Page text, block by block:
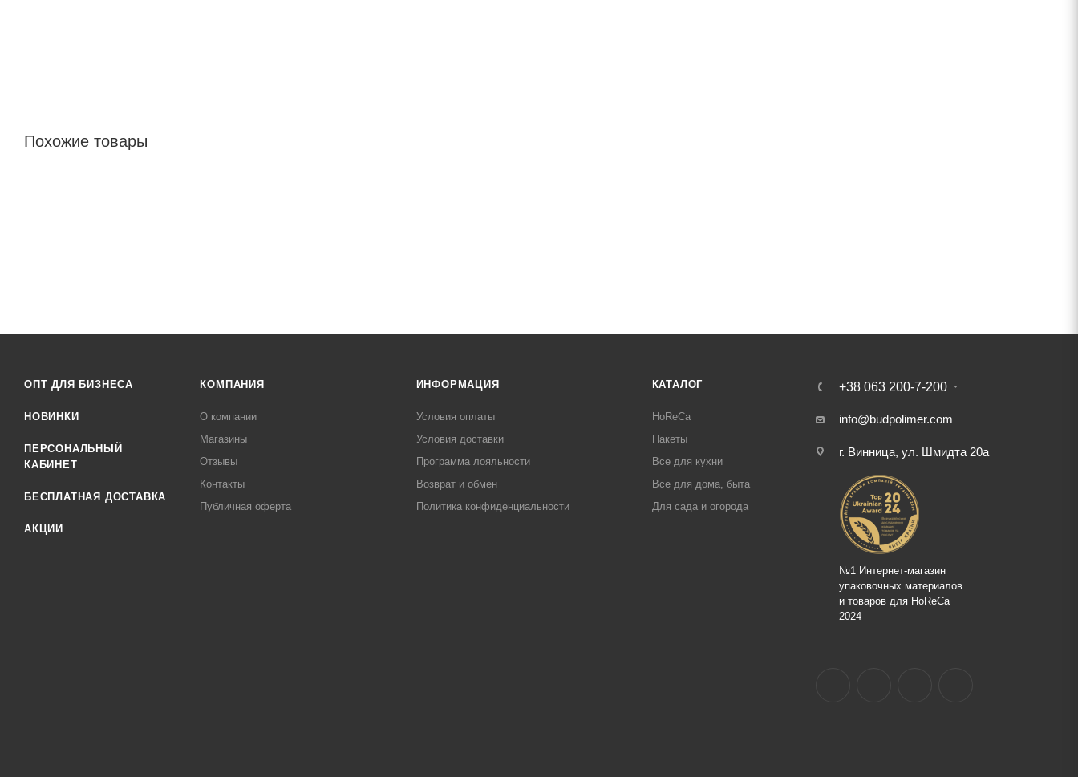
Похожие товары
ОПТ ДЛЯ БИЗНЕСА
НОВИНКИ
ПЕРСОНАЛЬНЫЙ
КАБИНЕТ
БЕСПЛАТНАЯ ДОСТАВКА
АКЦИИ
КОМПАНИЯ
О компании
Магазины
Отзывы
Контакты
Публичная оферта
ИНФОРМАЦИЯ
Условия оплаты
Условия доставки
Программа лояльности
Возврат и обмен
Политика конфиденциальности
КАТАЛОГ
HoReCa
Пакеты
Все для кухни
Все для дома, быта
Для сада и огорода
+38 063 200-7-200
info@budpolimer.com
г. Винница, ул. Шмидта 20а
№1 Интернет-магазин
упаковочных материалов
и товаров для HoReCa
2024